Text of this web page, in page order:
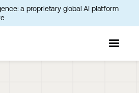
a proprietary global AI platform